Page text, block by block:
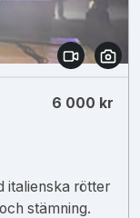
6 000 kr
italienska rötter
stämning.